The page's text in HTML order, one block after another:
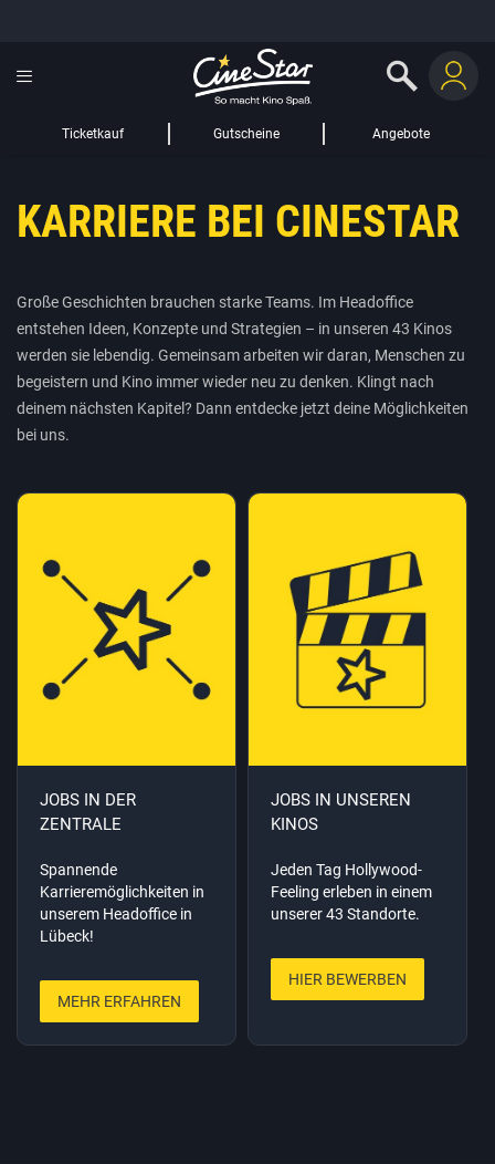
Ticketkauf Gutscheine Angebote
LIEBER CINESTAR-GAST,
Sie werden nun auf eine Website eines Drittanbieters weitergeleitet.
WEITER ZUR EXTERNEN SEITE
GUTSCHEIN HINZUFÜGEN
Gutschein
Gültig bis:
KARRIERE BEI CINESTAR
Große Geschichten brauchen starke Teams. Im Headoffice
entstehen Ideen, Konzepte und Strategien – in unseren 43 Kinos
werden sie lebendig. Gemeinsam arbeiten wir daran, Menschen zu
begeistern und Kino immer wieder neu zu denken. Klingt nach
deinem nächsten Kapitel? Dann entdecke jetzt deine Möglichkeiten
bei uns.
JOBS IN DER
ZENTRALE
Spannende
Karrieremöglichkeiten in
unserem Headoffice in
Lübeck!
MEHR ERFAHREN
JOBS IN UNSEREN
KINOS
Jeden Tag Hollywood-
Feeling erleben in einem
unserer 43 Standorte.
HIER BEWERBEN